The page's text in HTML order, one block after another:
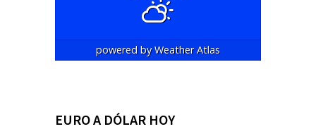
powered byWeather Atlas
EURO A DÓLAR HOY